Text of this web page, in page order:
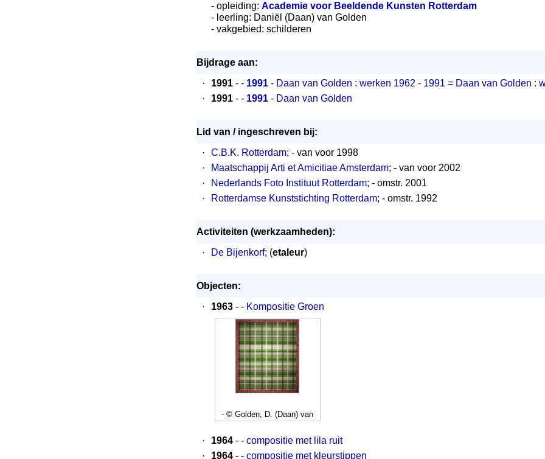
- opleiding: Academie voor Beeldende Kunsten Rotterdam
- leerling: Daniël (Daan) van Golden
- vakgebied: schilderen
Bijdrage aan:
·
1991- - 1991- Daan van Golden : werken 1962 - 1991 = Daan van Golden :
·
1991- - 1991- Daan van Golden
Lid van / ingeschreven bij:
·
C.B.K. Rotterdam; - van voor 1998
·
Maatschappij Arti et Amicitiae Amsterdam; - van voor 2002
·
Nederlands Foto Instituut Rotterdam; - omstr. 2001
·
Rotterdamse Kunststichting Rotterdam; - omstr. 1992
Activiteiten (werkzaamheden):
·
De Bijenkorf; (etaleur)
Objecten:
·
1963- - Kompositie Groen
- © Golden, D. (Daan) van
· 1964- - compositie met lila ruit
·
1964- - compositie met kleurstippen